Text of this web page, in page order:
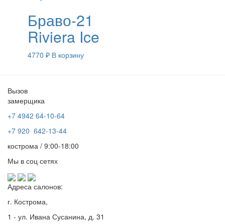
Браво-21
Riviera Ice
4770 ₽ В корзину
Вызов
замерщика
+7 4942 64-10-64
+7 920 642-13-44
кострома / 9:00-18:00
Мы в соц сетях
Адреса салонов:
г. Кострома,
1 - ул. Ивана Сусанина, д. 31